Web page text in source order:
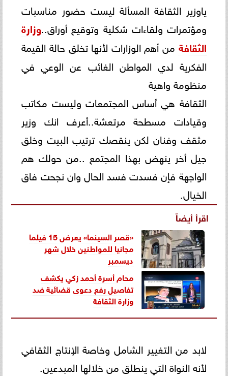
ياوزير الثقافة المسألة ليست حضور مناسبات
ومؤتمرات ولقاءات شكلية وتوقيع أوراق..وزارة
الثقافة من أهم الوزارات لأنها تخلق حالة القيمة
الفكرية لدي المواطن الغائب عن الوعي في
منظومة واهية
الثقافة هي أساس المجتمعات وليست مكاتب
وقيادات مسطحة مرتعشة..أعرف انك وزير
مثقف وفنان لكن ينقصك ترتيب البيت وخلق
جيل أخر ينهض بهذا المجتمع ..من حولك هم
الواجهة فإن فسدت فسد الحال وان نجحت فاق
الخيال.
اقرأ أيضاً
«قصر السينما» يعرض 15 فيلما
مجانيا للمواطنين خلال شهر
ديسمبر
محام أسرة أحمد زكي يكشف
تفاصيل رفع دعوى قضائية ضد
وزارة الثقافة
لابد من التغيير الشامل وخاصة الإنتاج الثقافي
لأنه النواة التي ينطلق من خلالها المبدعين.